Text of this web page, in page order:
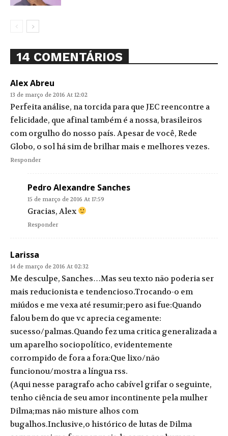
14 COMENTÁRIOS
Alex Abreu
13 de março de 2016 At 12:02
Perfeita análise, na torcida para que JEC reencontre a
felicidade, que afinal também é a nossa, brasileiros
com orgulho do nosso país. Apesar de você, Rede
Globo, o sol há sim de brilhar mais e melhores vezes.
Responder
Pedro Alexandre Sanches
15 de março de 2016 At 17:59
Gracias, Alex
Responder
Larissa
14 de março de 2016 At 02:32
Me desculpe, Sanches…Mas seu texto não poderia ser
mais reducionista e tendencioso.Trocando-o em
miúdos e me vexa até resumir;pero asi fue:Quando
falou bem do que vc aprecia cegamente:
sucesso/palmas.Quando fez uma critica generalizada a
um aparelho sociopolítico, evidentemente
corrompido de fora a fora:Que lixo/não
funcionou/mostra a língua rss.
(Aqui nesse paragrafo acho cabível grifar o seguinte,
tenho ciência de seu amor incontinente pela mulher
Dilma;mas não misture alhos com
bugalhos.Inclusive,o histórico de lutas de Dilma